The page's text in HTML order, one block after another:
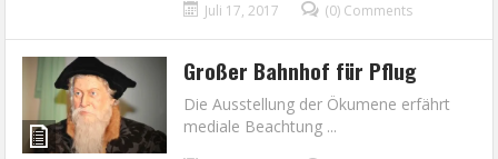
Juli 17, 2017 (0) Comments
Großer Bahnhof für Pflug
Die Ausstellung der Ökumene erfährt
mediale Beachtung ...